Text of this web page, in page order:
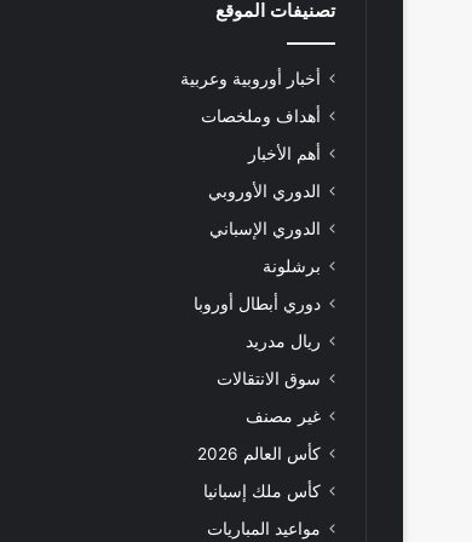
تصنيفات الموقع
أخبار أوروبية وعربية
أهداف وملخصات
أهم الأخبار
الدوري الأوروبي
الدوري الإسباني
برشلونة
دوري أبطال أوروبا
ريال مدريد
سوق الانتقالات
غير مصنف
كأس العالم 2026
كأس ملك إسبانيا
مواعيد المباريات